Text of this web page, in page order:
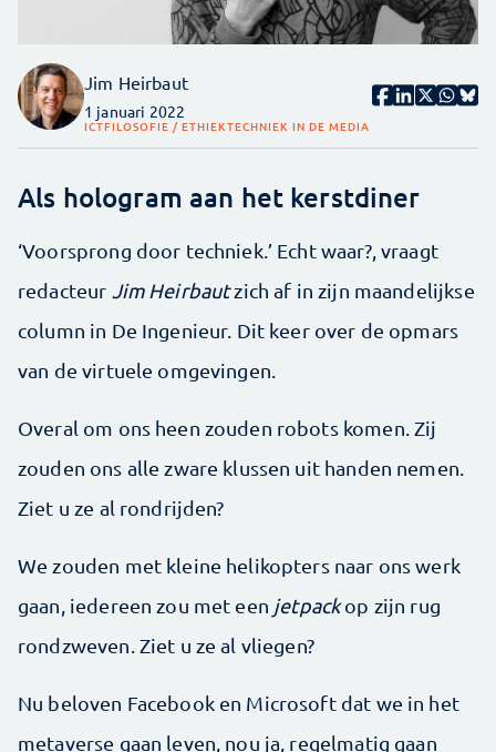
Jim Heirbaut
1 januari 2022
ICTFILOSOFIE / ETHIEKTECHNIEK IN DE MEDIA
Als hologram aan het kerstdiner
‘Voorsprong door techniek.’ Echt waar?, vraagt
redacteur Jim Heirbautzich af in zijn maandelijkse
column in De Ingenieur. Dit keer over de opmars
van de virtuele omgevingen.
Overal om ons heen zouden robots komen. Zij
zouden ons alle zware klussen uit handen nemen.
Ziet u ze al rondrijden?
We zouden met kleine helikopters naar ons werk
gaan, iedereen zou met een jetpackop zijn rug
rondzweven. Ziet u ze al vliegen?
Nu beloven Facebook en Microsoft dat we in het
metaverse gaan leven, nou ja, regelmatig gaan